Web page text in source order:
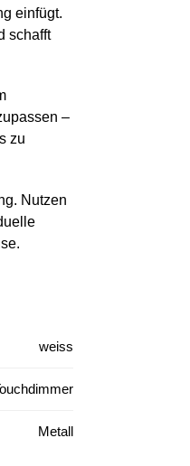
einfügt.
schafft
–
zu
Nutzen
weiss
Metall